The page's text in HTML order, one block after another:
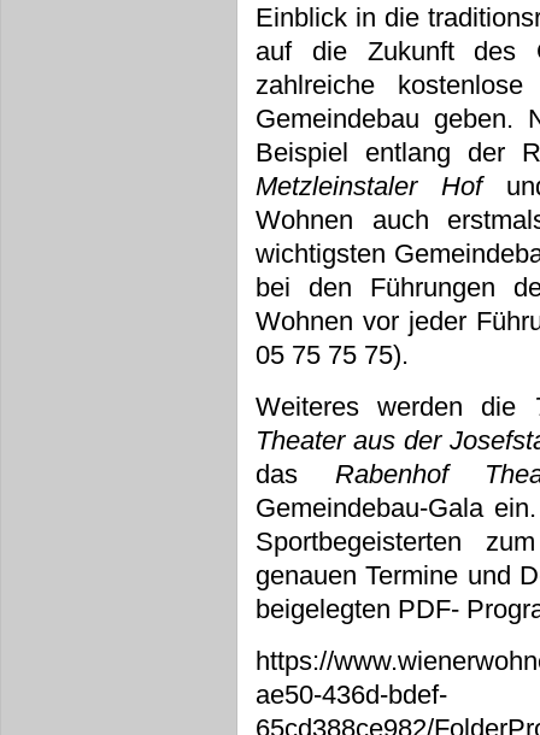
Einblick in die
auf die Zukunft des
zahlreiche
Gemeindebau geben.
Beispiel entlang der
Metzleinstaler Hof
Wohnen auch
wichtigsten
bei den Führungen
Wohnen vor jeder
05 75 75 75).
Weiteres werden die
Theater aus der
das Rabenhof
Gemeindebau-Gala
Sportbegeisterten
genauen Termine und
beigelegten PDF-
https://
ae50-436d-bdef-
65cd388ce982/